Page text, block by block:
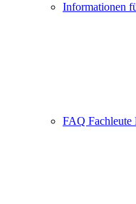
Informationen
FAQ Fachleute